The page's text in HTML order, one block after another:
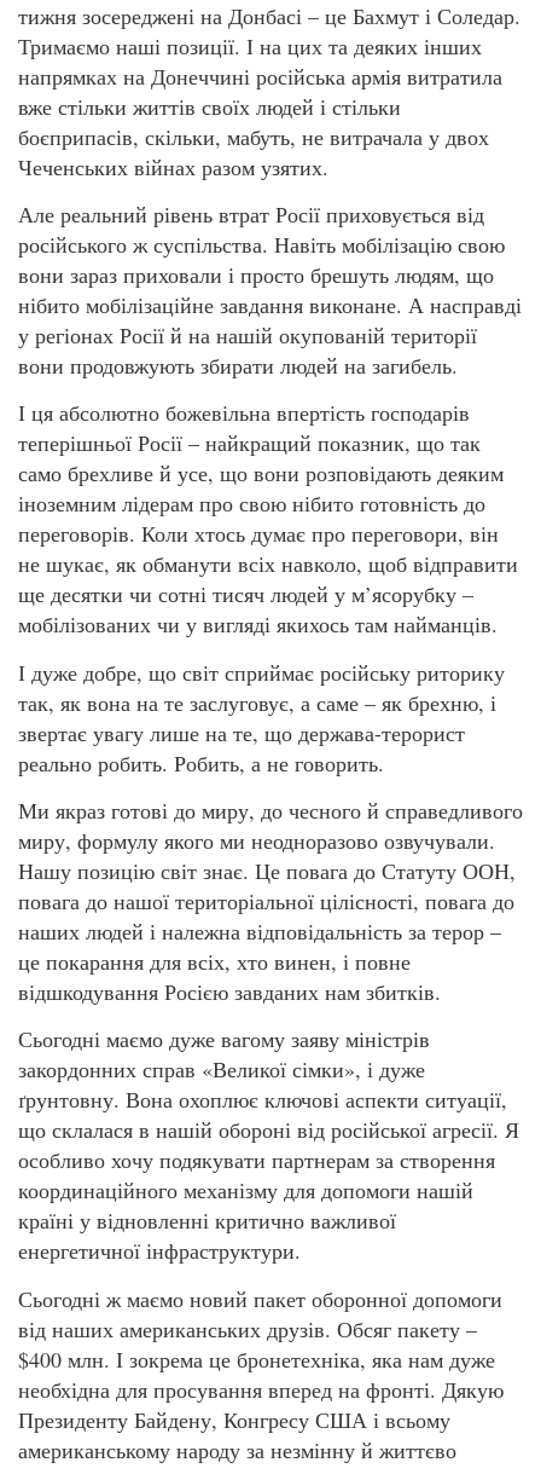
тижня зосереджені на Донбасі – це Бахмут і Соледар.
Тримаємо наші позиції. І на цих та деяких інших
напрямках на Донеччині російська армія витратила
вже стільки життів своїх людей і стільки
боєприпасів, скільки, мабуть, не витрачала у двох
Чеченських війнах разом узятих.
Але реальний рівень втрат Росії приховується від
російського ж суспільства. Навіть мобілізацію свою
вони зараз приховали і просто брешуть людям, що
нібито мобілізаційне завдання виконане. А насправді
у регіонах Росії й на нашій окупованій території
вони продовжують збирати людей на загибель.
І ця абсолютно божевільна впертість господарів
теперішньої Росії – найкращий показник, що так
само брехливе й усе, що вони розповідають деяким
іноземним лідерам про свою нібито готовність до
переговорів. Коли хтось думає про переговори, він
не шукає, як обманути всіх навколо, щоб відправити
ще десятки чи сотні тисяч людей у м’ясорубку –
мобілізованих чи у вигляді якихось там найманців.
І дуже добре, що світ сприймає російську риторику
так, як вона на те заслуговує, а саме – як брехню, і
звертає увагу лише на те, що держава-терорист
реально робить. Робить, а не говорить.
Ми якраз готові до миру, до чесного й справедливого
миру, формулу якого ми неодноразово озвучували.
Нашу позицію світ знає. Це повага до Статуту ООН,
повага до нашої територіальної цілісності, повага до
наших людей і належна відповідальність за терор –
це покарання для всіх, хто винен, і повне
відшкодування Росією завданих нам збитків.
Сьогодні маємо дуже вагому заяву міністрів
закордонних справ «Великої сімки», і дуже
ґрунтовну. Вона охоплює ключові аспекти ситуації,
що склалася в нашій обороні від російської агресії. Я
особливо хочу подякувати партнерам за створення
координаційного механізму для допомоги нашій
країні у відновленні критично важливої
енергетичної інфраструктури.
Сьогодні ж маємо новий пакет оборонної допомоги
від наших американських друзів. Обсяг пакету –
$400 млн. І зокрема це бронетехніка, яка нам дуже
необхідна для просування вперед на фронті. Дякую
Президенту Байдену, Конгресу США і всьому
американському народу за незмінну й життєво